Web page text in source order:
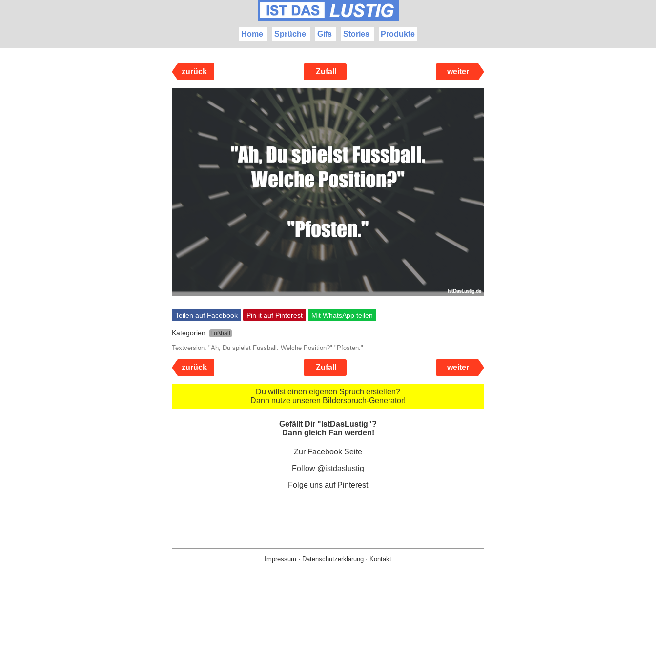
Home Sprüche Gifs Stories Produkte
zurück Zufall weiter
Teilen auf Facebook Pin it auf Pinterest Mit WhatsApp teilen
Kategorien: Fußball
Textversion: "Ah, Du spielst Fussball. Welche Position?" "Pfosten."
zurück Zufall weiter
Du willst einen eigenen Spruch erstellen?
Dann nutze unseren Bilderspruch-Generator!
Gefällt Dir "IstDasLustig"?
Dann gleich Fan werden!
Zur Facebook Seite
Follow @istdaslustig
Folge uns auf Pinterest
Impressum · Datenschutzerklärung · Kontakt